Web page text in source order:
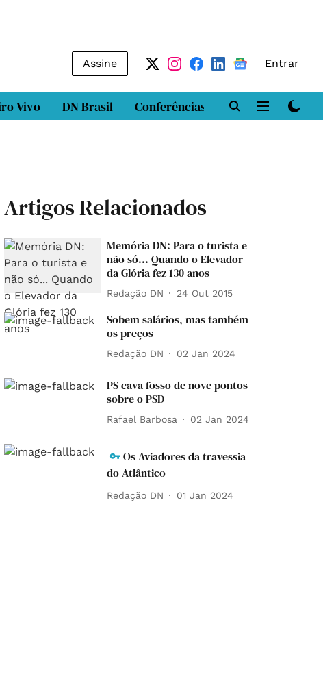
Assine Entrar
Vivo DN Brasil Conferências DN LAB
Artigos Relacionados
Memória DN: Para o turista e
não só... Quando o Elevador
da Glória fez 130 anos
Redação DN 24 Out 2015
Sobem salários, mas também
os preços
Redação DN 02 Jan 2024
PS cava fosso de nove pontos
sobre o PSD
Rafael Barbosa 02 Jan 2024
Os Aviadores da travessia
do Atlântico
Redação DN 01 Jan 2024